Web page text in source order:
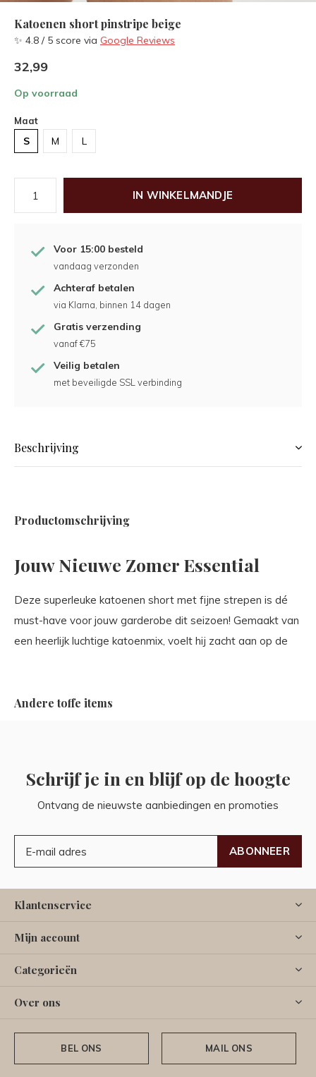
Katoenen short pinstripe beige
✨ 4.8 / 5 score via Google Reviews
32,99
Op voorraad
Maat
S M L
IN WINKELMANDJE
Voor 15:00 besteld
vandaag verzonden
Achteraf betalen
via Klarna, binnen 14 dagen
Gratis verzending
vanaf €75
Veilig betalen
met beveiligde SSL verbinding
Beschrijving
Productomschrijving
Jouw Nieuwe Zomer Essential
Deze superleuke katoenen short met fijne strepen is dé
must-have voor jouw garderobe dit seizoen! Gemaakt van
een heerlijk luchtige katoenmix, voelt hij zacht aan op de
Andere toffe items
Schrijf je in en blijf op de hoogte
Ontvang de nieuwste aanbiedingen en promoties
ABONNEER
Klantenservice
Mijn account
Categorieën
Over ons
BEL ONS MAIL ONS